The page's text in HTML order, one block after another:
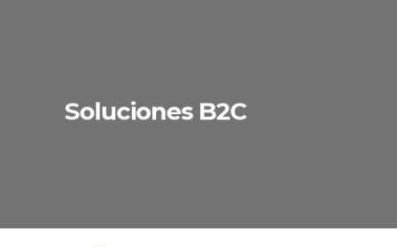
Soluciones B2C